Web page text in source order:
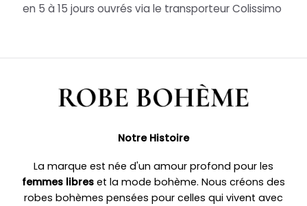
en 5 à 15 jours ouvrés via le transporteur Colissimo
Notre Histoire
La marque est née d'un amour profond pour les
femmes libres et la mode bohème. Nous créons des
robes bohèmes pensées pour celles qui vivent avec